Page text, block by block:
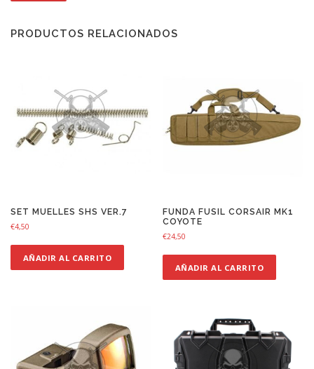
PRODUCTOS RELACIONADOS
SET MUELLES SHS VER.7
€4,50
AÑADIR AL CARRITO
FUNDA FUSIL CORSAIR MK1
COYOTE
€24,50
AÑADIR AL CARRITO